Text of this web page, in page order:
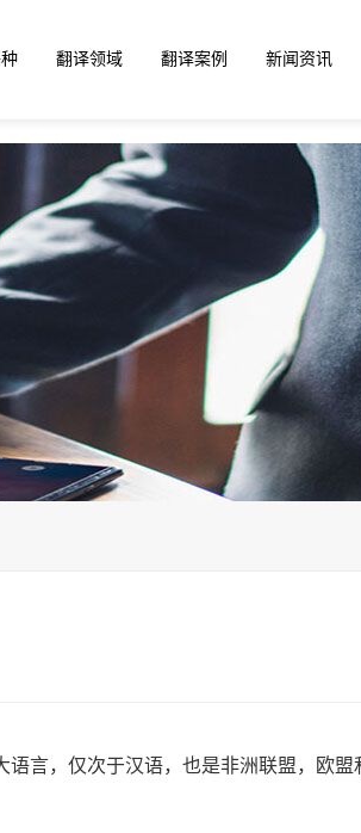
翻译领域 翻译案例 新闻资讯
言，仅次于汉语，也是非洲联盟，欧